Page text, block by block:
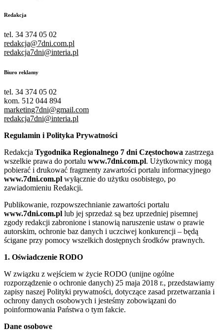
Redakcja
tel. 34 374 05 02
redakcja@7dni.com.pl
redakcja7dni@interia.pl
Biuro reklamy
tel. 34 374 05 02
kom. 512 044 894
marketing7dni@gmail.com
redakcja7dni@interia.pl
Regulamin i Polityka Prywatności
Redakcja Tygodnika Regionalnego 7 dni Częstochowa zastrzega
wszelkie prawa do portalu www.7dni.com.pl. Użytkownicy mogą
pobierać i drukować fragmenty zawartości portalu informacyjnego
www.7dni.com.pl wyłącznie do użytku osobistego, po
zawiadomieniu Redakcji.
Publikowanie, rozpowszechnianie zawartości portalu
www.7dni.com.pl lub jej sprzedaż są bez uprzedniej pisemnej
zgody redakcji zabronione i stanowią naruszenie ustaw o prawie
autorskim, ochronie baz danych i uczciwej konkurencji – będą
ścigane przy pomocy wszelkich dostępnych środków prawnych.
1. Oświadczenie RODO
W związku z wejściem w życie RODO (unijne ogólne
rozporządzenie o ochronie danych) 25 maja 2018 r., przedstawiamy
zapisy naszej Polityki prywatności, dotyczące zasad przetwarzania i
ochrony danych osobowych i jesteśmy zobowiązani do
poinformowania Państwa o tym fakcie.
Dane osobowe